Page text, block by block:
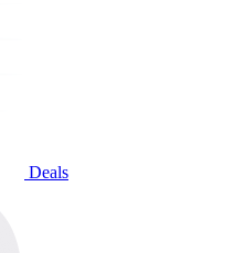
Deals